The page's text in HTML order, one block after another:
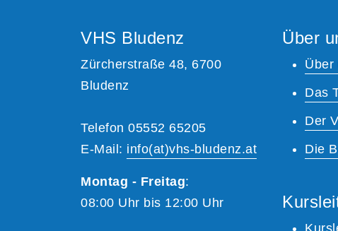
VHS Bludenz
Zürcherstraße 48, 6700
Bludenz
Telefon 05552 65205
E-Mail: info(at)vhs-bludenz.at
Montag - Freitag:
08:00 Uhr bis 12:00 Uhr
Über
Über
Das
Der
Die